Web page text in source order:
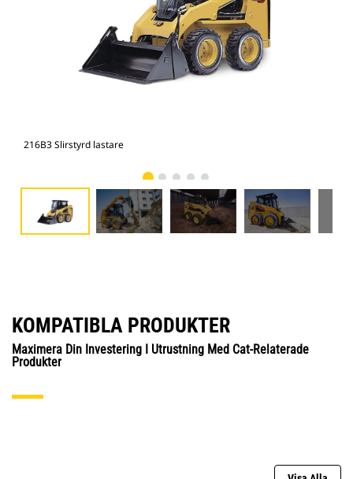
216B3 Slirstyrd lastare
KOMPATIBLA PRODUKTER
Maximera Din Investering I Utrustning Med Cat-Relaterade
Produkter